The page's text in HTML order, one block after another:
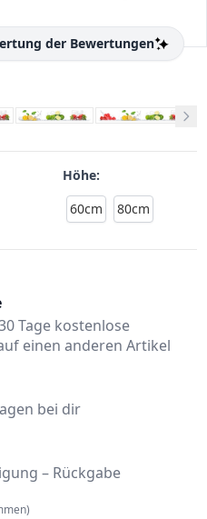
der Bewertungen
Höhe:
60cm
80cm
Tage kostenlose
einen anderen Artikel
bei dir
– Rückgabe